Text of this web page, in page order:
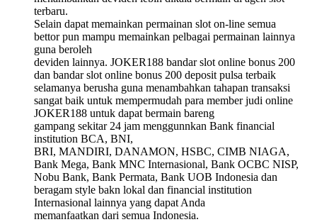
terbaru.
Selain dapat memainkan permainan slot on-line semua
bettor pun mampu memainkan pelbagai permainan lainnya
guna beroleh
deviden lainnya. JOKER188 bandar slot online bonus 200
dan bandar slot online bonus 200 deposit pulsa terbaik
selamanya berusha guna menambahkan tahapan transaksi
sangat baik untuk mempermudah para member judi online
JOKER188 untuk dapat bermain bareng
gampang sekitar 24 jam menggunnkan Bank financial
institution BCA, BNI,
BRI, MANDIRI, DANAMON, HSBC, CIMB NIAGA,
Bank Mega, Bank MNC Internasional, Bank OCBC NISP,
Nobu Bank, Bank Permata, Bank UOB Indonesia dan
beragam style bakn lokal dan financial institution
Internasional lainnya yang dapat Anda
memanfaatkan dari semua Indonesia.